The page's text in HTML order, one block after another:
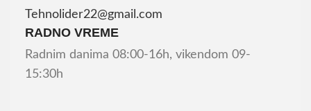
Tehnolider22@gmail.com
RADNO VREME
Radnim danima 08:00-16h, vikendom 09-
15:30h